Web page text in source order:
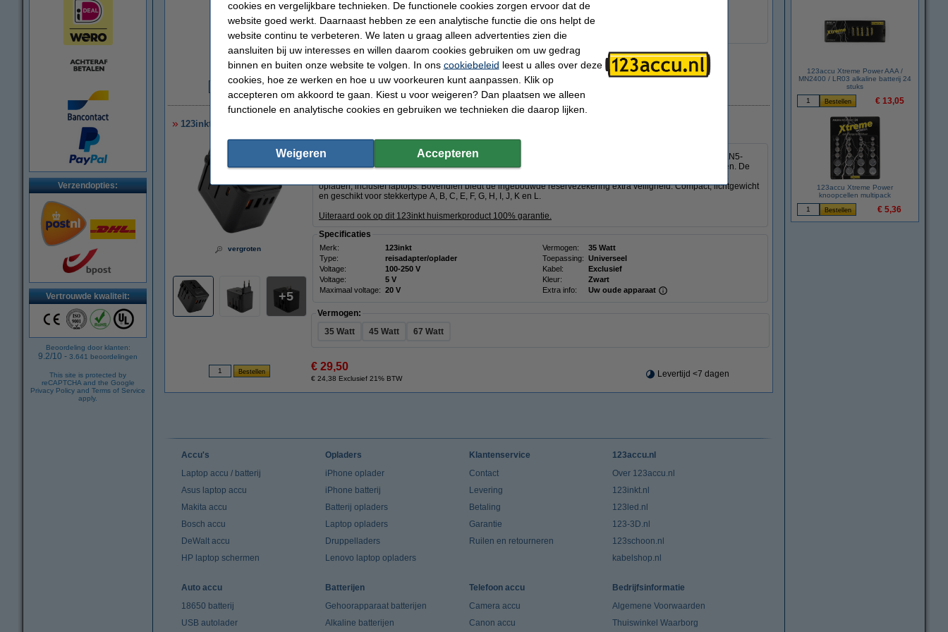
Verzendopties:
Vertrouwde kwaliteit:
Beoordeling door klanten:
9.2/10 - 3.641 beoordelingen
This site is protected by
reCAPTCHA and the Google
Privacy Policy and Terms of Service
apply.
- 01ER480
- 01YN131
- 01YN154
- 01YN155
- 01YN156
- 01YN157
- 01YN158
- Klik hier voor meer productcodes
Morgen in huis
€ 57,95
€ 47,89 Exclusief 21% BTW
123inkt reisadapter/oplader 35W met 2 USB-A + 3 USB-C
vergroten
5
Omschrijving
Met de 123inkt reisadapter 35W beschikt u over een krachtige en veelzijdige oplader. De geavanceerde GaN5-
technologie, zorgt voor het efficiënt en snel opladen van o.a. smartphones, tablets en andere USB-apparaten. De
opladen, inclusief laptops. Bovendien biedt de ingebouwde reservezekering extra veiligheid. Compact, lichtgewicht
en geschikt voor stekkertype A, B, C, E, F, G, H, I, J, K en L.
Uiteraard ook op dit 123inkt huismerkproduct 100% garantie.
Specificaties
Merk: 123inkt Vermogen:
35 Watt
Type:
reisadapter/oplader Toepassing: Universeel
Voltage:
100-250 V Kabel:
Exclusief
Voltage:
5 V Kleur:
Zwart
Maximaal voltage: 20 V Extra info: Uw oude apparaat
Vermogen:
35 Watt
45 Watt 67 Watt
€ 29,50
€ 24,38 Exclusief 21% BTW Levertijd <7 dagen
123accu Xtreme Power AAA /
MN2400 / LR03 alkaline batterij 24
stuks
€ 13,05
123accu Xtreme Power
knoopcellen multipack
€ 5,36
Accu's
Laptop accu / batterij
Asus laptop accu
Makita accu
Bosch accu
DeWalt accu
HP laptop schermen
Opladers
iPhone oplader
iPhone batterij
Batterij opladers
Laptop opladers
Druppelladers
Lenovo laptop opladers
Klantenservice
Contact
Levering
Betaling
Garantie
Ruilen en retourneren
123accu.nl
Over 123accu.nl
123inkt.nl
123led.nl
123-3D.nl
123schoon.nl
kabelshop.nl
Auto accu
18650 batterij
USB autolader
Batterijen
Gehoorapparaat batterijen
Alkaline batterijen
Telefoon accu
Camera accu
Canon accu
Bedrijfsinformatie
Algemene Voorwaarden
Thuiswinkel Waarborg
cookies en vergelijkbare technieken. De functionele cookies zorgen ervoor dat de
website goed werkt. Daarnaast hebben ze een analytische functie die ons helpt de
website continu te verbeteren. We laten u graag alleen advertenties zien die
aansluiten bij uw interesses en willen daarom cookies gebruiken om uw gedrag
binnen en buiten onze website te volgen. In ons cookiebeleid leest u alles over deze
cookies, hoe ze werken en hoe u uw voorkeuren kunt aanpassen. Klik op
accepteren om akkoord te gaan. Kiest u voor weigeren? Dan plaatsen we alleen
functionele en analytische cookies en gebruiken we technieken die daarop lijken.
Weigeren Accepteren